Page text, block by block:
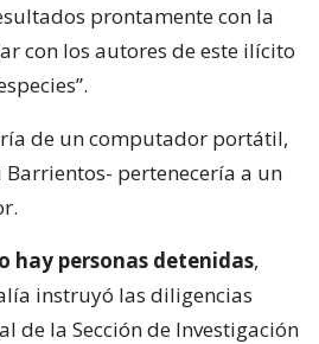
prontamente con la
con los autores de este ilícito
de un computador portátil,
pertenecería a un
hay personas detenidas,
instruyó las diligencias
de la Sección de Investigación